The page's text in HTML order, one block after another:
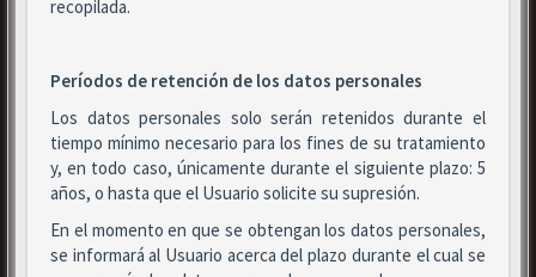
recopilada.
Períodos de retención de los datos personales
Los datos personales solo serán retenidos durante el
tiempo mínimo necesario para los fines de su tratamiento
y, en todo caso, únicamente durante el siguiente plazo: 5
años, o hasta que el Usuario solicite su supresión.
En el momento en que se obtengan los datos personales,
se informará al Usuario acerca del plazo durante el cual se